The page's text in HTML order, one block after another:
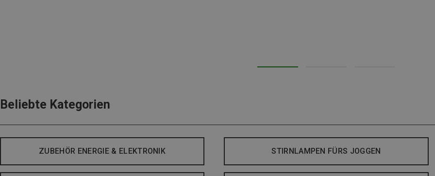
Beliebte Kategorien
ZUBEHÖR ENERGIE & ELEKTRONIK STIRNLAMPEN FÜRS JOGGEN